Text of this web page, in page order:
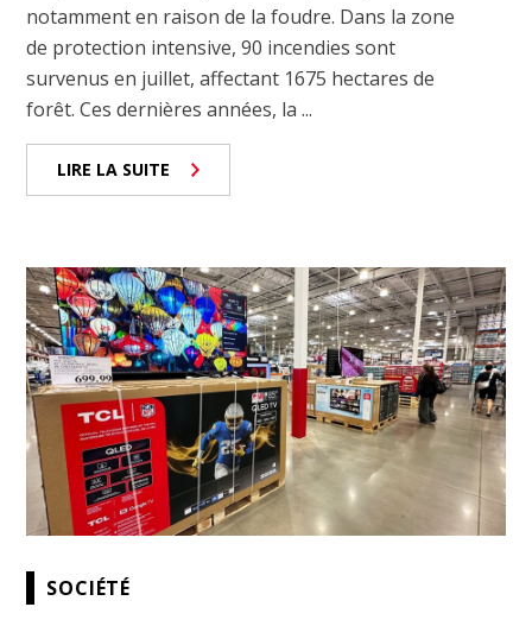
notamment en raison de la foudre. Dans la zone
de protection intensive, 90 incendies sont
survenus en juillet, affectant 1675 hectares de
forêt. Ces dernières années, la ...
LIRE LA SUITE
SOCIÉTÉ